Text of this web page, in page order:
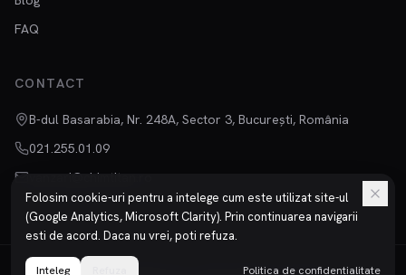
FAQ
CONTACT
B-dul Basarabia, Nr. 248A, Sector 3, București, România
021.255.01.09
vanzari@chimtitan.ro
Toate drepturile rezervate.
Folosim cookie-uri pentru a intelege cum este utilizat site-ul
(Google Analytics, Microsoft Clarity). Prin continuarea navigarii
esti de acord. Daca nu vrei, poti refuza.
Inteleg Politica de confidentialitate